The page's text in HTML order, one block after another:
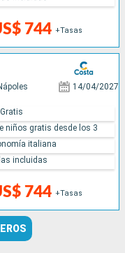
744 +Tasas
14/04/2027
744 +Tasas
niños gratis desde los 3
italiana
incluidas